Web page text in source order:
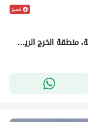
مستودع مساحته 10000 متر مربع للإيجار في الرفاية، منطقة الخرج الرياض